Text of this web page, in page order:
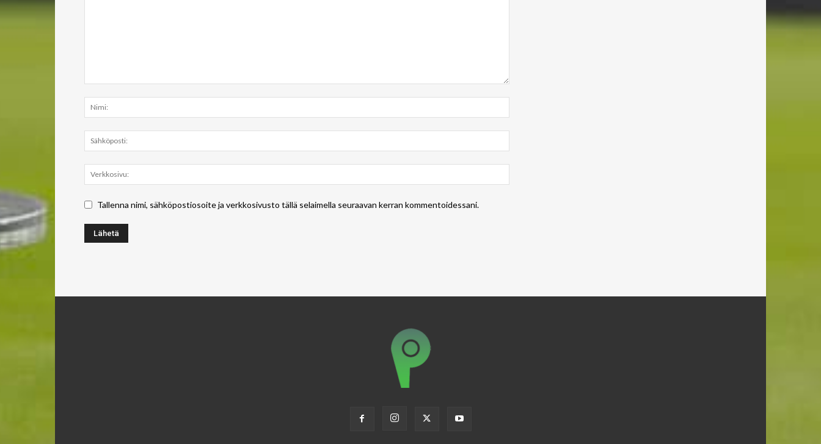
Tallenna nimi, sähköpostiosoite ja verkkosivusto tällä selaimella seuraavan kerran kommentoidessani.